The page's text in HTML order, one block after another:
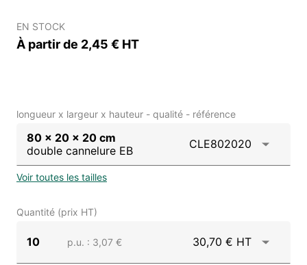
EN STOCK
À partir de 2,45 € HT
longueur x largeur x hauteur - qualité - référence
80 x 20 x 20 cm
double cannelure EB
CLE802020
Voir toutes les tailles
Quantité (prix HT)
10 p.u. : 3,07 € 30,70 € HT